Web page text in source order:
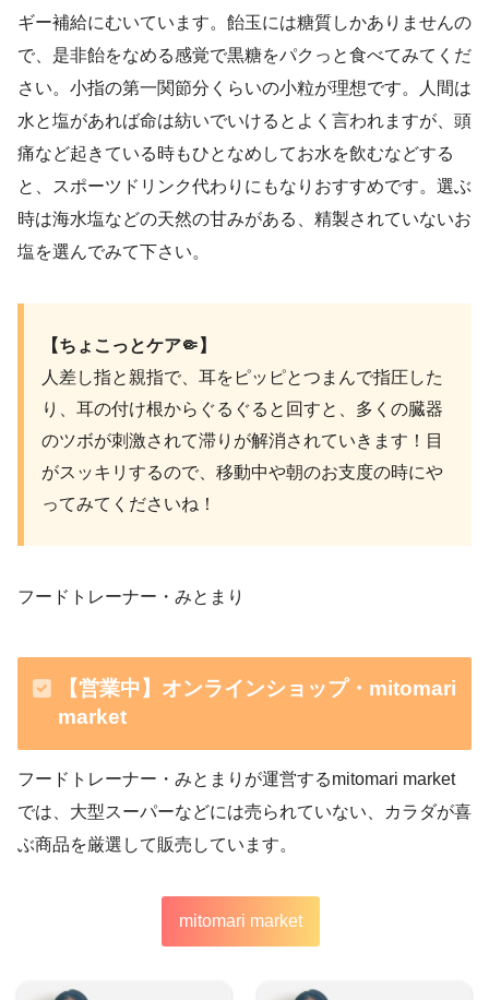
ギー補給にむいています。飴玉には糖質しかありませんの
で、是非飴をなめる感覚で黒糖をパクっと食べてみてくだ
さい。小指の第一関節分くらいの小粒が理想です。人間は
水と塩があれば命は紡いでいけるとよく言われますが、頭
痛など起きている時もひとなめしてお水を飲むなどする
と、スポーツドリンク代わりにもなりおすすめです。選ぶ
時は海水塩などの天然の甘みがある、精製されていないお
塩を選んでみて下さい。
【ちょこっとケア🤏】
人差し指と親指で、耳をピッピとつまんで指圧した
り、耳の付け根からぐるぐると回すと、多くの臓器
のツボが刺激されて滞りが解消されていきます！目
がスッキリするので、移動中や朝のお支度の時にや
ってみてくださいね！
フードトレーナー・みとまり
【営業中】オンラインショップ・mitomari
market
フードトレーナー・みとまりが運営するmitomari market
では、大型スーパーなどには売られていない、カラダが喜
ぶ商品を厳選して販売しています。
mitomari market